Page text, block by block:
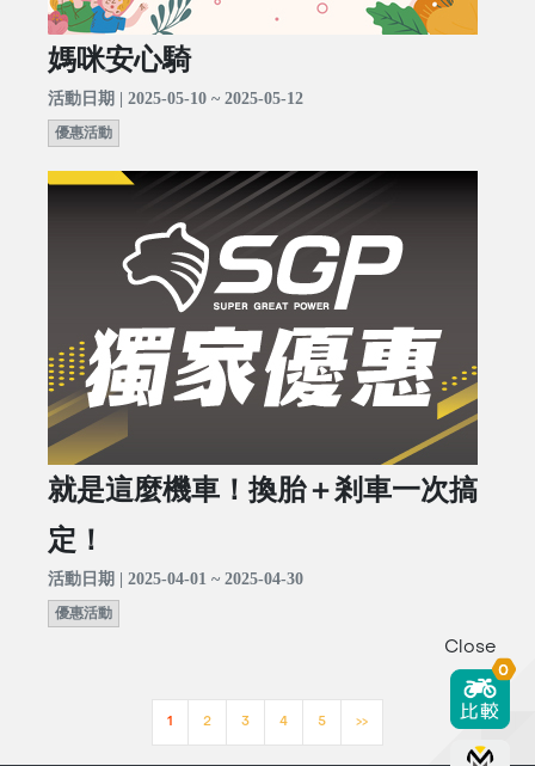
媽咪安心騎
活動日期 | 2025-05-10 ~ 2025-05-12
優惠活動
就是這麼機車！換胎＋剎車一次搞
定！
活動日期 | 2025-04-01 ~ 2025-04-30
優惠活動
1 2 3 4 5 >>
Close
0